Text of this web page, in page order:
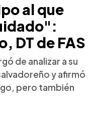
al que
DT de FAS
de analizar a su
y afirmó
pero también